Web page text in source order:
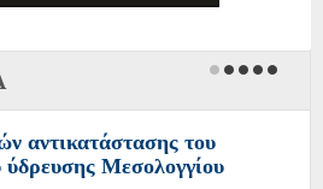
αντικατάστασης του
ύδρευσης Μεσολογγίου